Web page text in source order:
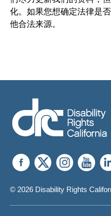
化。如果您想确定法律是
他合法来源。
© 2026 Disability Rights